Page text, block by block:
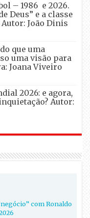
– 1986 e 2026.
Deus” e a classe
João Dinis
que uma
uma visão para
Joana Viveiro
2026: e agora,
Autor:
com Ronaldo